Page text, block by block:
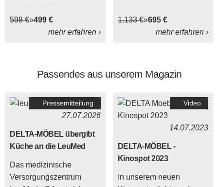
598 € 499 €
mehr erfahren ›
1.133 € 695 €
mehr erfahren ›
Passendes aus unserem Magazin
Pressemitteilung
27.07.2026
DELTA-MÖBEL übergibt
Küche an die LeuMed
Das medizinische
Versorgungszentrum
Video
14.07.2023
DELTA-MÖBEL -
Kinospot 2023
In unserem neuen